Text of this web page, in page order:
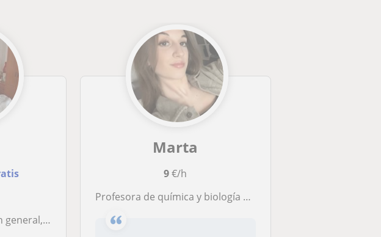
los niveles
Marta
9€/h
Profesora de química y biología de todas las edades hasta segundo de bachillerato. Primaria y la eso aplicable a diversas asignaturas